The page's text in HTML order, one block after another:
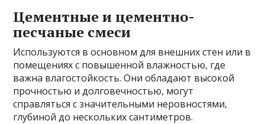
Цементные и цементно-
песчаные смеси
Используются в основном для внешних стен или в
помещениях с повышенной влажностью, где
важна влагостойкость. Они обладают высокой
прочностью и долговечностью, могут
справляться с значительными неровностями,
глубиной до нескольких сантиметров.